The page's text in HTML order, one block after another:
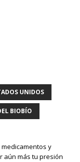
UNIDOS
BIOBÍO
medicamentos y
aún más tu presión